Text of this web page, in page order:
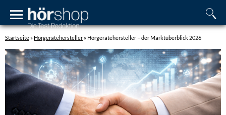
Startseite » Hörgerätehersteller » Hörgerätehersteller – der Marktüberblick 2026